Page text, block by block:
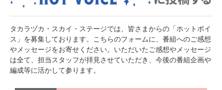
タカラヅカ・スカイ・ステージでは、皆さまからの「ホットボイ
ス」を募集しております。こちらのフォームに、番組へのご感想
やメッセージをお寄せください。いただいたご感想やメッセージ
は全て、担当スタッフが拝見させていただき、今後の番組企画や
編成等に活かして参ります。